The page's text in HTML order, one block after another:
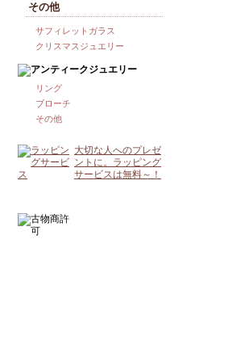
その他
サフィレットガラス
クリスマスジュエリー
リング
ブローチ
その他
大切な人へのプレゼ
ントに。ラッピング
サービスは無料～！